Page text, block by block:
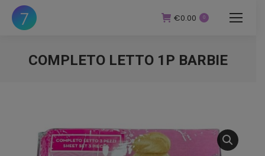
€0.00 0
COMPLETO LETTO 1P BARBIE